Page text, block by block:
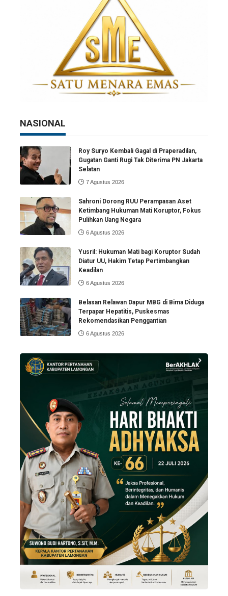
NASIONAL
Roy Suryo Kembali Gagal di Praperadilan,
Gugatan Ganti Rugi Tak Diterima PN Jakarta
Selatan
7 Agustus 2026
Sahroni Dorong RUU Perampasan Aset
Ketimbang Hukuman Mati Koruptor, Fokus
Pulihkan Uang Negara
6 Agustus 2026
Yusril: Hukuman Mati bagi Koruptor Sudah
Diatur UU, Hakim Tetap Pertimbangkan
Keadilan
6 Agustus 2026
Belasan Relawan Dapur MBG di Bima Diduga
Terpapar Hepatitis, Puskesmas
Rekomendasikan Penggantian
6 Agustus 2026